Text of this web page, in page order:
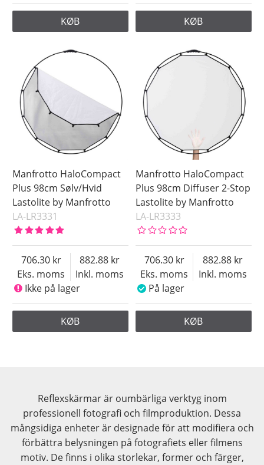
KØB KØB
Manfrotto HaloCompact
Plus 98cm Sølv/Hvid
Lastolite by Manfrotto
LA-LR3331
Eks. moms
706.30
Inkl. moms
882.88
Ikke på lager
KØB
Manfrotto HaloCompact
Plus 98cm Diffuser 2-Stop
Lastolite by Manfrotto
LA-LR3333
Eks. moms
706.30
Inkl. moms
882.88
På lager
KØB
Reflexskärmar är oumbärliga verktyg inom
professionell fotografi och filmproduktion. Dessa
mångsidiga enheter är designade för att modifiera och
förbättra belysningen på fotografiets eller filmens
motiv. De finns i olika storlekar, former och färger,